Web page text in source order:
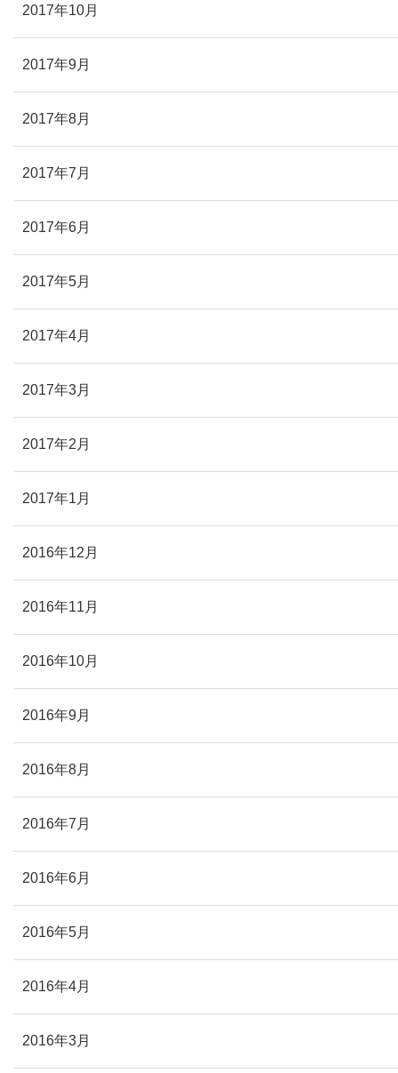
2017年10月
2017年9月
2017年8月
2017年7月
2017年6月
2017年5月
2017年4月
2017年3月
2017年2月
2017年1月
2016年12月
2016年11月
2016年10月
2016年9月
2016年8月
2016年7月
2016年6月
2016年5月
2016年4月
2016年3月